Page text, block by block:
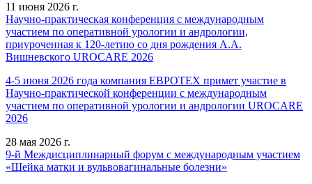
11 июня 2026 г.
Научно-практическая конференция с международным
участием по оперативной урологии и андрологии,
приуроченная к 120-летию со дня рождения А.А.
Вишневского UROCARE 2026
4-5 июня 2026 года компания ЕВРОТЕХ примет участие в
Научно-практической конференции с международным
участием по оперативной урологии и андрологии UROCARE
2026
28 мая 2026 г.
9-й Междисциплинарный форум с международным участием
«Шейка матки и вульвовагинальные болезни»